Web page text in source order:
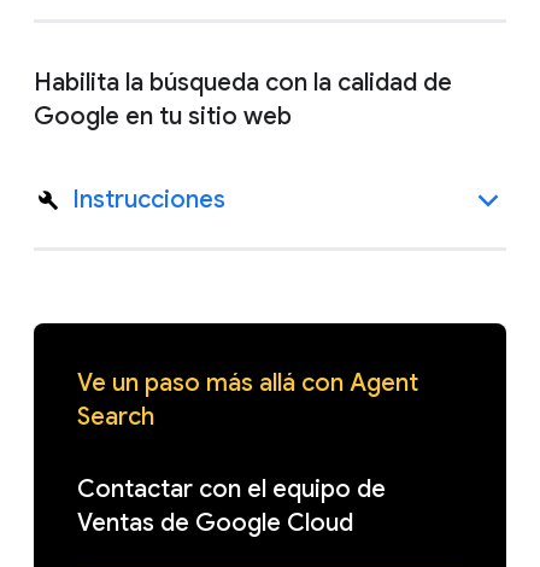
Habilita la búsqueda con la calidad de
Google en tu sitio web
Instrucciones
Ve un paso más allá con Agent
Search
Contactar con el equipo de
Ventas de Google Cloud